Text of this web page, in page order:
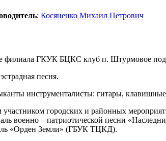
: Косяненко Михаил Петрович
филиала ГКУК БЦКС клуб п. Штурмовое под
песня.
инструменталисты: гитары,
городских и районных
военно – патриотической песни
«Орден Земли» (ГБУК ТЦКД).